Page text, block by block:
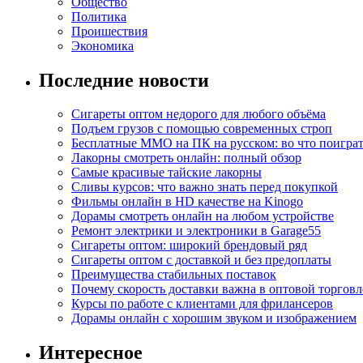
Политика
Проишествия
Экономика
Последние новости
Сигареты оптом недорого для любого объёма
Подъем грузов с помощью современных строп
Бесплатные MMO на ПК на русском: во что
Лакорны смотреть онлайн: полный обзор
Самые красивые тайские лакорны
Сливы курсов: что важно знать перед покупкой
Фильмы онлайн в HD качестве на Kinogo
Дорамы смотреть онлайн на любом устройстве
Ремонт электрики и электроники в Garage55
Сигареты оптом: широкий брендовый ряд
Сигареты оптом с доставкой и без предоплаты
Преимущества стабильных поставок
Почему скорость доставки важна в оптовой
Курсы по работе с клиентами для фрилансеров
Дорамы онлайн с хорошим звуком и изображением
Интересное